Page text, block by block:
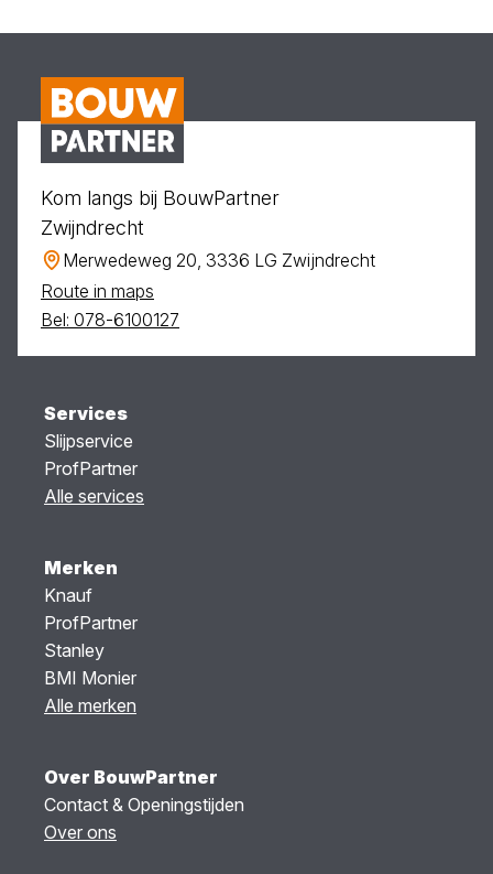
Kom langs bij BouwPartner
Zwijndrecht
Merwedeweg 20, 3336 LG Zwijndrecht
Route in maps
Bel: 078-6100127
Services
Slijpservice
ProfPartner
Alle services
Merken
Knauf
ProfPartner
Stanley
BMI Monier
Alle merken
Over BouwPartner
Contact & Openingstijden
Over ons